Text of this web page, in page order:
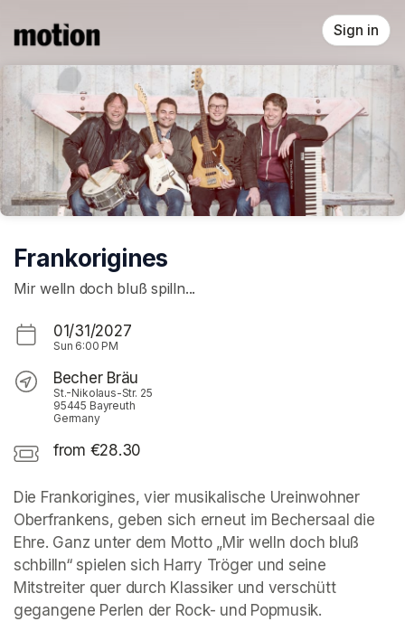
Sign in
Frankorigines
Mir welln doch bluß spilln...
01/31/2027
Sun 6:00 PM
Becher Bräu
St.-Nikolaus-Str. 25
95445 Bayreuth
Germany
from €28.30
Die Frankorigines, vier musikalische Ureinwohner
Oberfrankens, geben sich erneut im Bechersaal die
Ehre. Ganz unter dem Motto „Mir welln doch bluß
schbilln“ spielen sich Harry Tröger und seine
Mitstreiter quer durch Klassiker und verschütt
gegangene Perlen der Rock- und Popmusik.